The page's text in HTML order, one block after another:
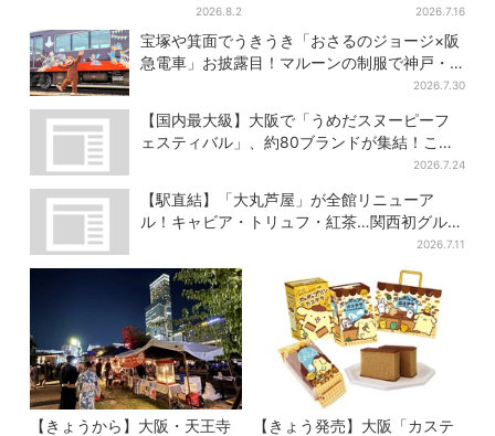
展」開催、コンセプトは“呪物
たちのお茶会”
2026.8.2
徳寺」3年ぶりの“レア寺院”も
2026.7.16
宝塚や箕面でうきうき「おさるのジョージ×阪
急電車」お披露目！マルーンの制服で神戸・
2026.7.30
【国内最大級】大阪で「うめだスヌーピーフ
ェスティバル」、約80ブランドが集結！ここ
2026.7.24
【駅直結】「大丸芦屋」が全館リニューア
ル！キャビア・トリュフ・紅茶…関西初グルメ
2026.7.11
【きょうから】大阪・天王寺
【きょう発売】大阪「カステ